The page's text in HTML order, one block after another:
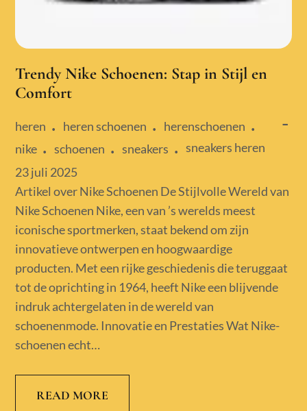
Trendy Nike Schoenen: Stap in Stijl en
Comfort
heren heren schoenen
herenschoenen
nike
schoenen sneakers
sneakers heren
Posted
on
23 juli 2025
Artikel over Nike Schoenen De Stijlvolle Wereld van
Nike Schoenen Nike, een van ’s werelds meest
iconische sportmerken, staat bekend om zijn
innovatieve ontwerpen en hoogwaardige
producten. Met een rijke geschiedenis die teruggaat
tot de oprichting in 1964, heeft Nike een blijvende
indruk achtergelaten in de wereld van
schoenenmode. Innovatie en Prestaties Wat Nike-
schoenen echt…
READ MORE